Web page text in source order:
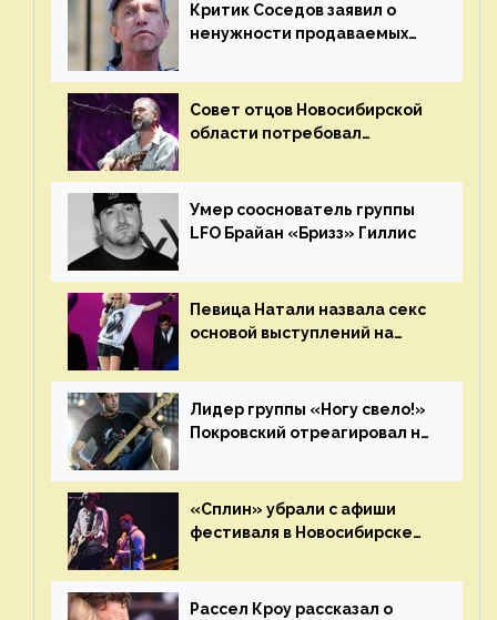
Критик Соседов заявил о
ненужности продаваемых
Совет отцов Новосибирской
области потребовал
«Сплин»
Умер сооснователь группы
LFO Брайан «Бризз» Гиллис
Певица Натали назвала секс
основой выступлений на
Лидер группы «Ногу свело!»
Покровский отреагировал на
«Сплин» убрали с афиши
фестиваля в Новосибирске
отцов»
Рассел Кроу рассказал о